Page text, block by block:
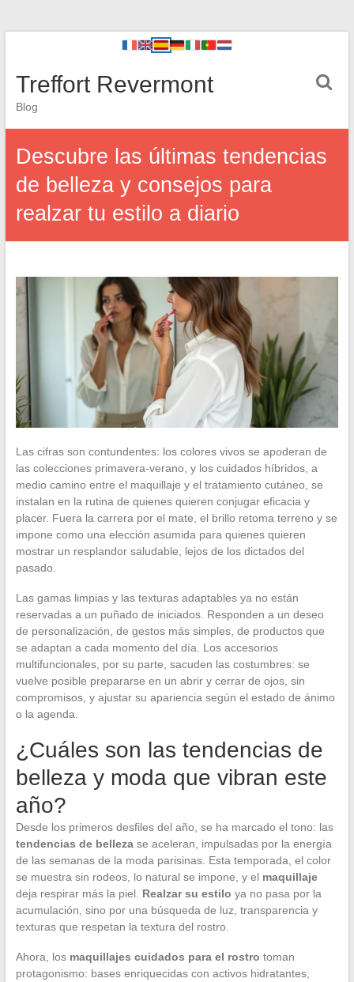
Treffort Revermont
Blog
Descubre las últimas tendencias
de belleza y consejos para
realzar tu estilo a diario
Las cifras son contundentes: los colores vivos se apoderan de
las colecciones primavera-verano, y los cuidados híbridos, a
medio camino entre el maquillaje y el tratamiento cutáneo, se
instalan en la rutina de quienes quieren conjugar eficacia y
placer. Fuera la carrera por el mate, el brillo retoma terreno y se
impone como una elección asumida para quienes quieren
mostrar un resplandor saludable, lejos de los dictados del
pasado.
Las gamas limpias y las texturas adaptables ya no están
reservadas a un puñado de iniciados. Responden a un deseo
de personalización, de gestos más simples, de productos que
se adaptan a cada momento del día. Los accesorios
multifuncionales, por su parte, sacuden las costumbres: se
vuelve posible prepararse en un abrir y cerrar de ojos, sin
compromisos, y ajustar su apariencia según el estado de ánimo
o la agenda.
¿Cuáles son las tendencias de
belleza y moda que vibran este
año?
Desde los primeros desfiles del año, se ha marcado el tono: las
tendencias de bellezase aceleran, impulsadas por la energía
de las semanas de la moda parisinas. Esta temporada, el color
se muestra sin rodeos, lo natural se impone, y el maquillaje
deja respirar más la piel. Realzar su estilo ya no pasa por la
acumulación, sino por una búsqueda de luz, transparencia y
texturas que respetan la textura del rostro.
Ahora, los maquillajes cuidados para el rostro toman
protagonismo: bases enriquecidas con activos hidratantes,